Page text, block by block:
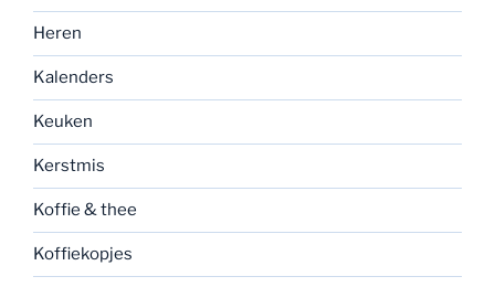
Heren
Kalenders
Keuken
Kerstmis
Koffie & thee
Koffiekopjes